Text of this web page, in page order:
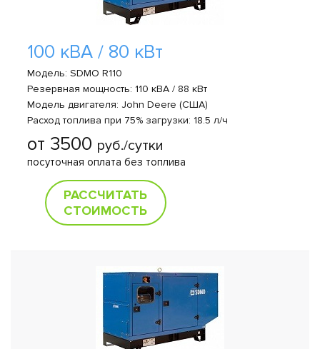
100 кВА / 80 кВт
Модель: SDMO R110
Резервная мощность: 110 кВА / 88 кВт
Модель двигателя: John Deere (США)
Расход топлива при 75% загрузки: 18.5 л/ч
от 3500 руб./сутки
посуточная оплата без топлива
РАССЧИТАТЬ
СТОИМОСТЬ